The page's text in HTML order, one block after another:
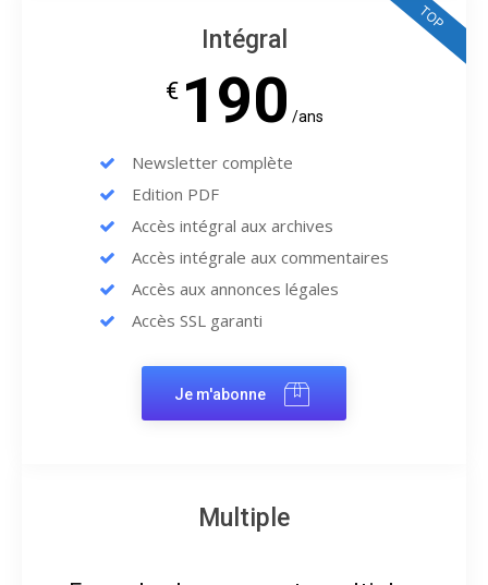
TOP
Intégral
€ 190 /ans
Newsletter complète
Edition PDF
Accès intégral aux archives
Accès intégrale aux commentaires
Accès aux annonces légales
Accès SSL garanti
Je m'abonne
Multiple